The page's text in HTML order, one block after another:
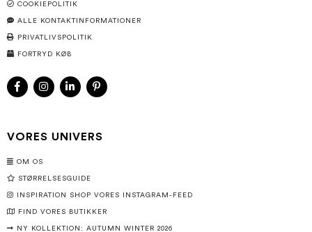
COOKIEPOLITIK
ALLE KONTAKTINFORMATIONER
PRIVATLIVSPOLITIK
FORTRYD KØB
VORES UNIVERS
OM OS
STØRRELSESGUIDE
INSPIRATION SHOP VORES INSTAGRAM-FEED
FIND VORES BUTIKKER
NY KOLLEKTION: AUTUMN WINTER 2026